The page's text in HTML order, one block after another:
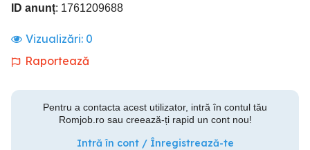
ID anunț: 1761209688
Vizualizări: 0
Raportează
Pentru a contacta acest utilizator, intră în contul tău
Romjob.ro sau creează-ți rapid un cont nou!
Intră în cont / Înregistrează-te